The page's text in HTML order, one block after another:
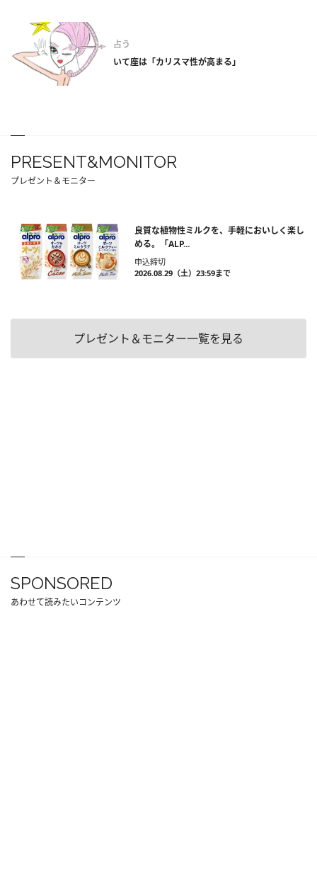
占う
いて座は「カリスマ性が高まる」
PRESENT&MONITOR
プレゼント＆モニター
良質な植物性ミルクを、手軽においしく楽し
める。「ALP...
申込締切
2026.08.29（土）23:59まで
プレゼント＆モニター一覧を見る
SPONSORED
あわせて読みたいコンテンツ